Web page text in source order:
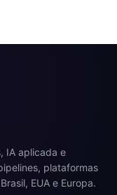
IA aplicada e
plataformas
EUA e Europa.